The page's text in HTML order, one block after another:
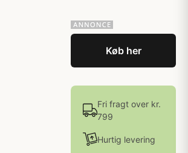
Køb her
Fri fragt over kr.
799
Hurtig levering